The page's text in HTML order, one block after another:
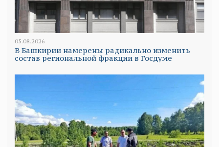
05.08.2026
В Башкирии намерены радикально изменить
состав региональной фракции в Госдуме